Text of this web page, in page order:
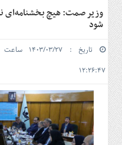
سرویس
ها
خانه
سرمایه
و
بورس
مسکن
و
شهری
وزیر صمت: هیچ بخشنامه‌ای
شود
تاریخ : ۱۴۰۳/۰۳/۲۷
۱۲:۲۶:۴۷